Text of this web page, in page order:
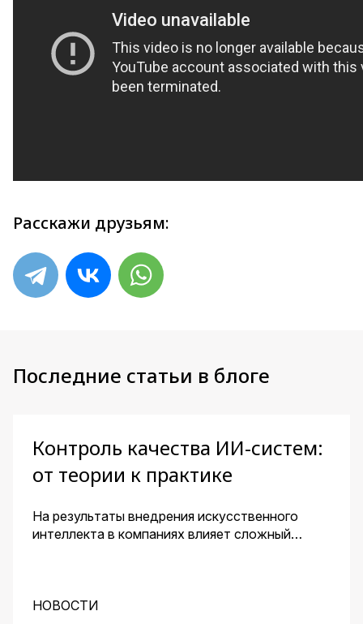
Расскажи друзьям:
Последние статьи в блоге
Контроль качества ИИ-систем:
от теории к практике
На результаты внедрения искусственного
интеллекта в компаниях влияет сложный
протяжении всей работы над проектом. О том,
НОВОСТИ